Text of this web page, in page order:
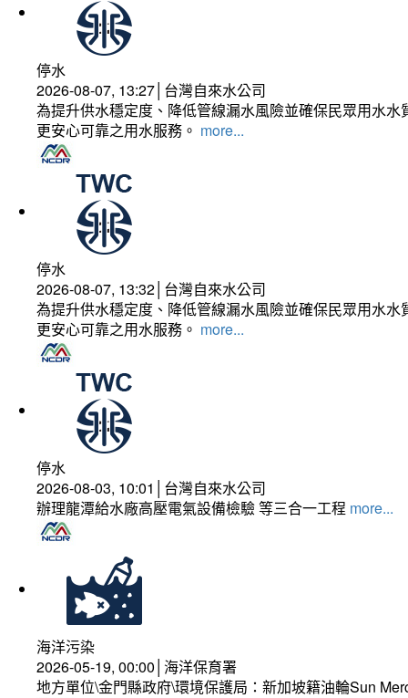
停水
2026-08-07, 13:27│台灣自來水公司
為提升供水穩定度、降低管線漏水風險並確保民眾用水
更安心可靠之用水服務。 more...
停水
2026-08-07, 13:32│台灣自來水公司
為提升供水穩定度、降低管線漏水風險並確保民眾用水
更安心可靠之用水服務。 more...
停水
2026-08-03, 10:01│台灣自來水公司
辦理龍潭給水廠高壓電氣設備檢驗 等三合一工程 more...
海洋污染
2026-05-19, 00:00│海洋保育署
地方單位\金門縣政府\環境保護局：新加坡籍油輪Sun